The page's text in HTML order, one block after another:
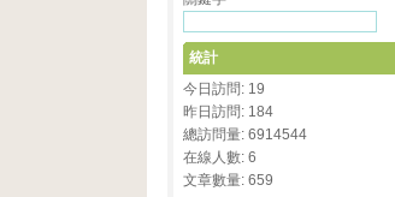
統計
今日訪問: 19
昨日訪問: 184
總訪問量: 6914544
在線人數: 6
文章數量: 659